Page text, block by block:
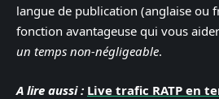
langue de publication (anglaise ou
fonction avantageuse qui vous
un temps non-négligeable.
A lire aussi : Live trafic RATP en